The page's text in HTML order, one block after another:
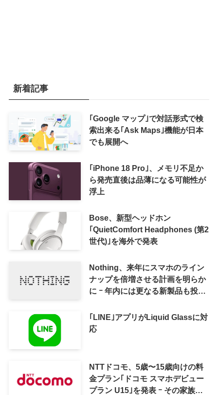
新着記事
｢Google マップ｣で対話形式で検
索出来る｢Ask Maps｣機能が日本
でも展開へ
｢iPhone 18 Pro｣、メモリ不足か
ら発売直後は品薄になる可能性が
浮上
Bose、新型ヘッドホン
｢QuietComfort Headphones (第2
世代)｣を海外で発表
Nothing、来年にスマホのライン
ナップを倍増させる計画を明らか
に ｰ 年内には更なる新製品も投入
｢LINE｣アプリがLiquid Glassに対
応
NTTドコモ、5歳〜15歳向けの料
金プラン｢ドコモ スマホデビュー
プラン U15｣を発表 ｰ その家族が